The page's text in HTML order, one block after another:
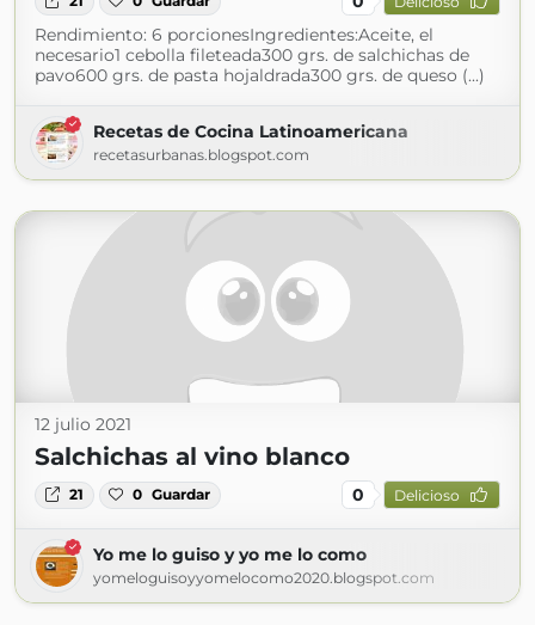
Rendimiento: 6 porcionesIngredientes:Aceite, el
necesario1 cebolla fileteada300 grs. de salchichas de
pavo600 grs. de pasta hojaldrada300 grs. de queso (...)
Recetas de Cocina Latinoamericana
recetasurbanas.blogspot.com
12 julio 2021
Salchichas al vino blanco
21 0 Guardar 0 Delicioso
Yo me lo guiso y yo me lo como
yomeloguisoyyomelocomo2020.blogspot.com